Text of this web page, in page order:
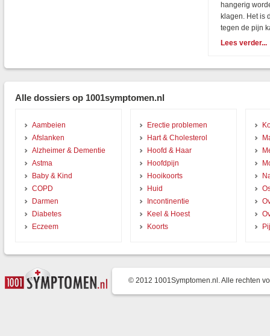
hangerig
klagen. Het is
tegen de pijn
Lees verder...
Alle dossiers op 1001symptomen.nl
Aambeien
Afslanken
Alzheimer & Dementie
Astma
Baby & Kind
COPD
Darmen
Diabetes
Eczeem
Erectie problemen
Hart & Cholesterol
Hoofd & Haar
Hoofdpijn
Hooikoorts
Huid
Incontinentie
Keel & Hoest
Koorts
© 2012 1001Symptomen.nl. Alle rechten